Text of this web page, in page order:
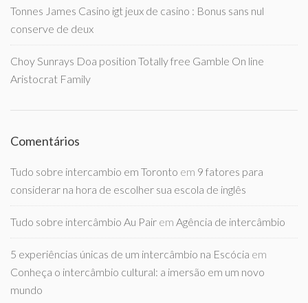
Tonnes James Casino igt jeux de casino : Bonus sans nul
conserve de deux
Choy Sunrays Doa position Totally free Gamble On line
Aristocrat Family
Comentários
Tudo sobre intercambio em Toronto em 9 fatores para
considerar na hora de escolher sua escola de inglês
Tudo sobre intercâmbio Au Pair em Agência de intercâmbio
5 experiências únicas de um intercâmbio na Escócia em
Conheça o intercâmbio cultural: a imersão em um novo
mundo